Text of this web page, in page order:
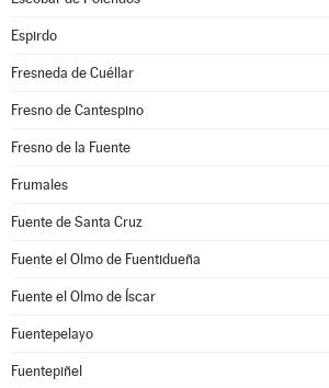
Espirdo
Fresneda de Cuéllar
Fresno de Cantespino
Fresno de la Fuente
Frumales
Fuente de Santa Cruz
Fuente el Olmo de Fuentidueña
Fuente el Olmo de Íscar
Fuentepelayo
Fuentepiñel